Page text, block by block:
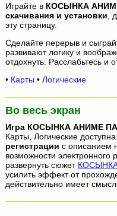
Играйте в КОСЫНКА
скачивания и установки ,
эту страницу.
Сделайте перерыв и
развивают логику и
отдохнуть. Расслабьтесь и
• Карты • Логические
Во весь экран
Игра КОСЫНКА АНИМЕ
Карты, Логические доступна
регистрации с описанием
возможности электронного
развернуть сюжет КОСЫНКА
усилить эффект от
действительно имеет